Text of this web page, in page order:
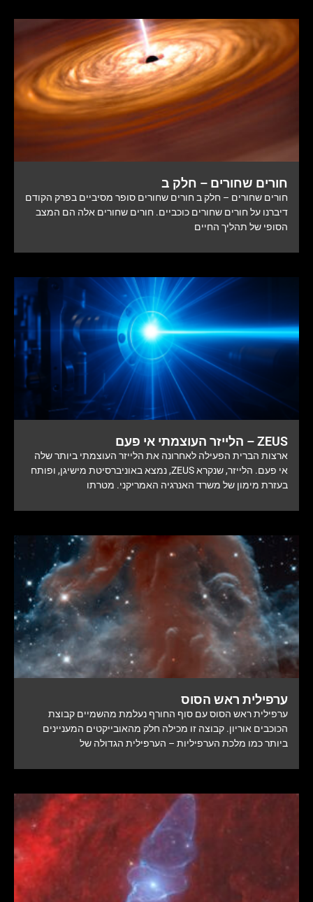
חורים שחורים – חלק ב
חורים שחורים – חלק ב חורים שחורים סופר מסיביים בפרק הקודם
דיברנו על חורים שחורים כוכביים. חורים שחורים אלה הם המצב
הסופי של תהליך החיים
ZEUS – הלייזר העוצמתי אי פעם
ארצות הברית הפעילה לאחרונה את הלייזר העוצמתי ביותר שלה
אי פעם. הלייזר, שנקרא ZEUS, נמצא באוניברסיטת מישיגן, ופותח
בעזרת מימון של משרד האנרגיה האמריקני. מטרתו
ערפילית ראש הסוס
ערפילית ראש הסוס עם סוף החורף נעלמת מהשמיים קבוצת
הכוכבים אוריון. קבוצה זו מכילה חלק מהאובייקטים המעניינים
ביותר כמו מלכת הערפיליות – הערפילית הגדולה של